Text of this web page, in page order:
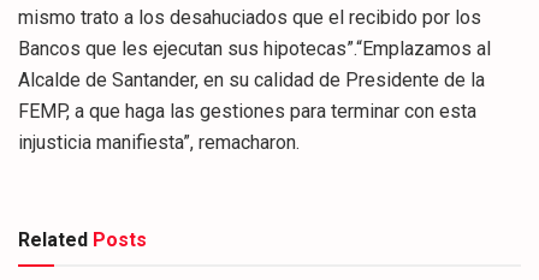
mismo trato a los desahuciados que el recibido por los
Bancos que les ejecutan sus hipotecas”.“Emplazamos al
Alcalde de Santander, en su calidad de Presidente de la
FEMP, a que haga las gestiones para terminar con esta
injusticia manifiesta”, remacharon.
Related Posts